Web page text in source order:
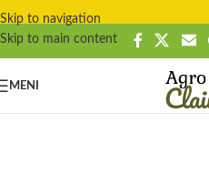
Skip to navigation
Skip to main content
MENI